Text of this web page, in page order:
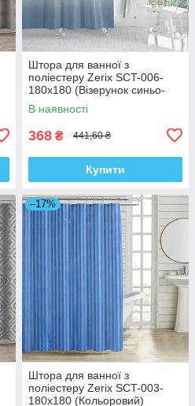
Штора для ванної з
поліестеру Zerix SCT-006-
180x180 (Візерунок синьо-
білий) (ZX4990)
В наявності
368 ₴ 441,60 ₴
Купити
–17%
Штора для ванної з
поліестеру Zerix SCT-003-
180x180 (Кольоровий)